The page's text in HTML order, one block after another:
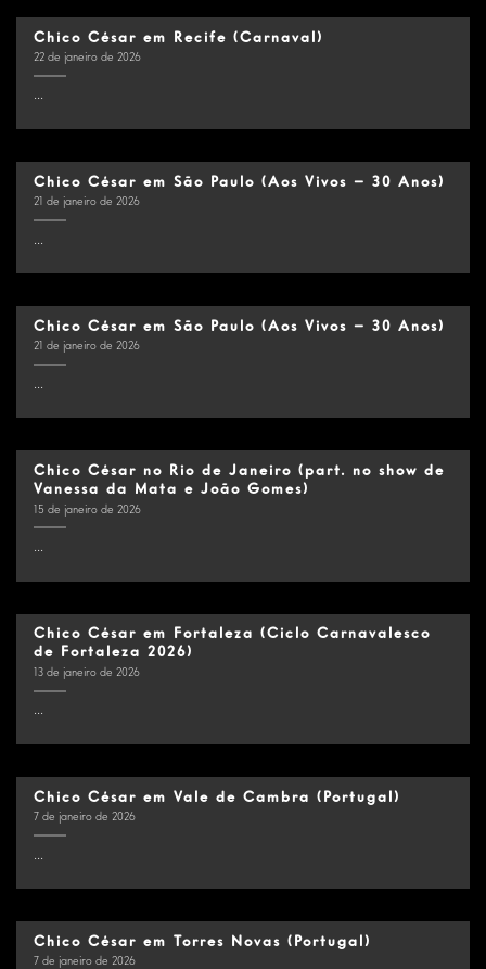
Chico César em Recife (Carnaval)
22 de janeiro de 2026
...
Chico César em São Paulo (Aos Vivos – 30 Anos)
21 de janeiro de 2026
...
Chico César em São Paulo (Aos Vivos – 30 Anos)
21 de janeiro de 2026
...
Chico César no Rio de Janeiro (part. no show de
Vanessa da Mata e João Gomes)
15 de janeiro de 2026
...
Chico César em Fortaleza (Ciclo Carnavalesco
de Fortaleza 2026)
13 de janeiro de 2026
...
Chico César em Vale de Cambra (Portugal)
7 de janeiro de 2026
Chico César em Torres Novas (Portugal)
7 de janeiro de 2026